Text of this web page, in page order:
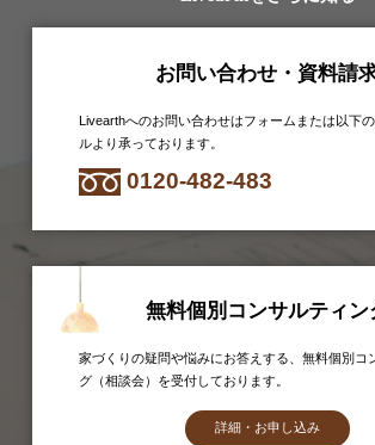
お問い合わせ・資料請
Livearthへのお問い合わせはフォームまたは以下
ルより承っております。
0120-482-483
無料個別コンサルティン
家づくりの疑問や悩みにお答えする、無料個別コ
グ（相談会）を受付しております。
詳細・お申し込み